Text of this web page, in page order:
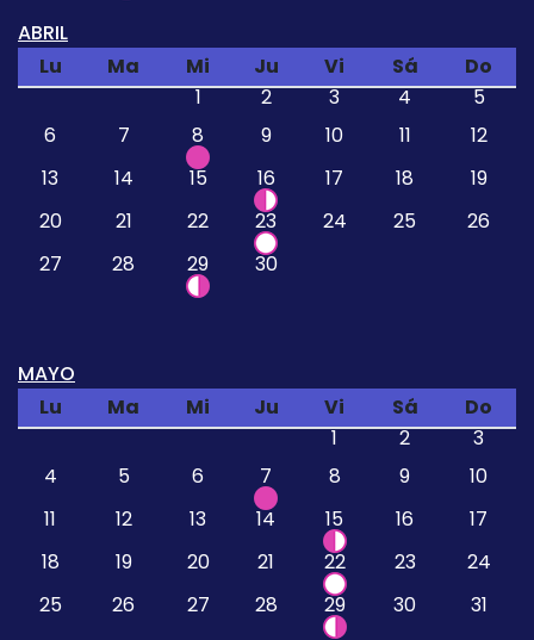
ABRIL
Lu
Ma Mi Ju Vi Sá
Do
1
2 3 4
5
6
7 8 9 10 11
12
13
14 15 16 17 18
19
20
21 22 23 24 25
26
27
28 29 30
MAYO
Lu
Ma Mi Ju Vi Sá
Do
1
2
3
4
5 6 7 8 9
10
11
12 13 14 15 16
17
18
19 20 21 22 23
24
25
26 27 28 29 30 31